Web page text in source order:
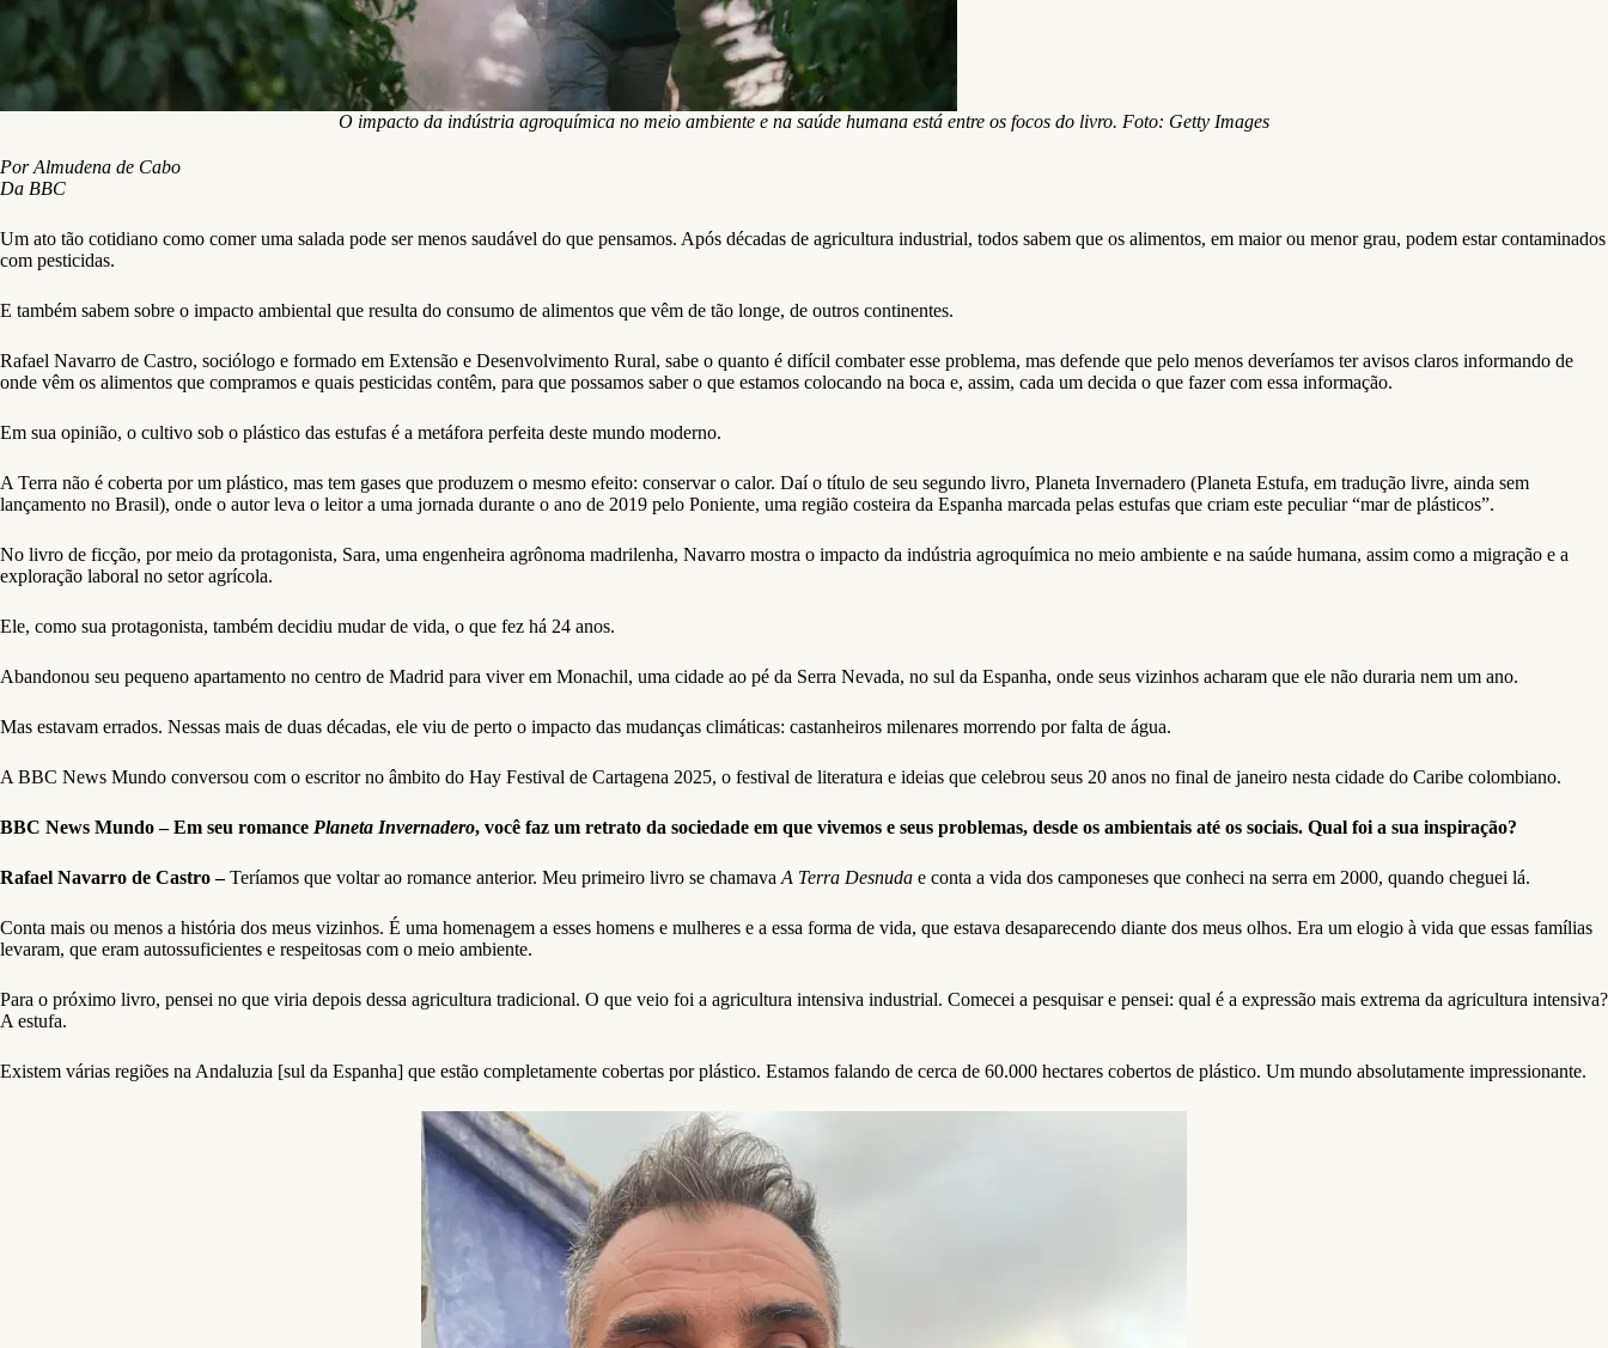
O impacto da indústria agroquímica no meio ambiente e na saúde humana está entre os focos do livro. Foto: Getty Images
Por Almudena de Cabo
Da BBC
Um ato tão cotidiano como comer uma salada pode ser menos saudável do que pensamos. Após décadas de agricultura industrial, todos sabem que os alimentos, em maior ou menor grau, podem estar contaminados
com pesticidas.
E também sabem sobre o impacto ambiental que resulta do consumo de alimentos que vêm de tão longe, de outros continentes.
Rafael Navarro de Castro, sociólogo e formado em Extensão e Desenvolvimento Rural, sabe o quanto é difícil combater esse problema, mas defende que pelo menos deveríamos ter avisos claros informando de
onde vêm os alimentos que compramos e quais pesticidas contêm, para que possamos saber o que estamos colocando na boca e, assim, cada um decida o que fazer com essa informação.
Em sua opinião, o cultivo sob o plástico das estufas é a metáfora perfeita deste mundo moderno.
A Terra não é coberta por um plástico, mas tem gases que produzem o mesmo efeito: conservar o calor. Daí o título de seu segundo livro, Planeta Invernadero (Planeta Estufa, em tradução livre, ainda sem
lançamento no Brasil), onde o autor leva o leitor a uma jornada durante o ano de 2019 pelo Poniente, uma região costeira da Espanha marcada pelas estufas que criam este peculiar “mar de plásticos”.
No livro de ficção, por meio da protagonista, Sara, uma engenheira agrônoma madrilenha, Navarro mostra o impacto da indústria agroquímica no meio ambiente e na saúde humana, assim como a migração e a
exploração laboral no setor agrícola.
Ele, como sua protagonista, também decidiu mudar de vida, o que fez há 24 anos.
Abandonou seu pequeno apartamento no centro de Madrid para viver em Monachil, uma cidade ao pé da Serra Nevada, no sul da Espanha, onde seus vizinhos acharam que ele não duraria nem um ano.
Mas estavam errados. Nessas mais de duas décadas, ele viu de perto o impacto das mudanças climáticas: castanheiros milenares morrendo por falta de água.
A BBC News Mundo conversou com o escritor no âmbito do Hay Festival de Cartagena 2025, o festival de literatura e ideias que celebrou seus 20 anos no final de janeiro nesta cidade do Caribe colombiano.
BBC News Mundo – Em seu romance Planeta Invernadero, você faz um retrato da sociedade em que vivemos e seus problemas, desde os ambientais até os sociais. Qual foi a sua inspiração?
Rafael Navarro de Castro –Teríamos que voltar ao romance anterior. Meu primeiro livro se chamava A Terra Desnuda e conta a vida dos camponeses que conheci na serra em 2000, quando cheguei lá.
Conta mais ou menos a história dos meus vizinhos. É uma homenagem a esses homens e mulheres e a essa forma de vida, que estava desaparecendo diante dos meus olhos. Era um elogio à vida que essas famílias
levaram, que eram autossuficientes e respeitosas com o meio ambiente.
Para o próximo livro, pensei no que viria depois dessa agricultura tradicional. O que veio foi a agricultura intensiva industrial. Comecei a pesquisar e pensei: qual é a expressão mais extrema da agricultura intensiva?
A estufa.
Existem várias regiões na Andaluzia [sul da Espanha] que estão completamente cobertas por plástico. Estamos falando de cerca de 60.000 hectares cobertos de plástico. Um mundo absolutamente impressionante.